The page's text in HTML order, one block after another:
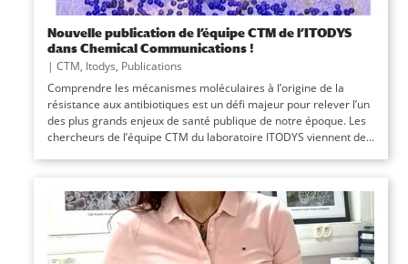
Nouvelle publication de l’équipe CTM de l’ITODYS
dans Chemical Communications !
| CTM, Itodys, Publications
Comprendre les mécanismes moléculaires à l’origine de la
résistance aux antibiotiques est un défi majeur pour relever l’un
des plus grands enjeux de santé publique de notre époque. Les
chercheurs de l’équipe CTM du laboratoire ITODYS viennent de...